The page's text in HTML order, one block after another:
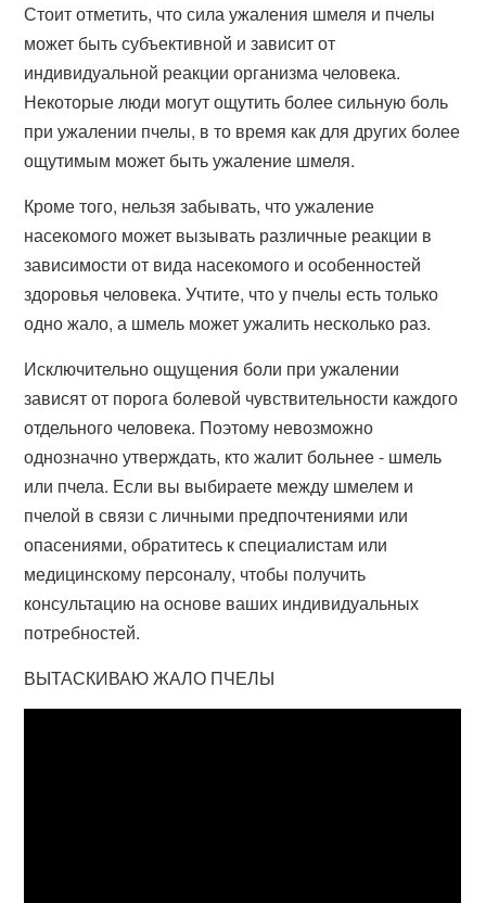
Стоит отметить, что сила ужаления шмеля и пчелы
может быть субъективной и зависит от
индивидуальной реакции организма человека.
Некоторые люди могут ощутить более сильную боль
при ужалении пчелы, в то время как для других более
ощутимым может быть ужаление шмеля.
Кроме того, нельзя забывать, что ужаление
насекомого может вызывать различные реакции в
зависимости от вида насекомого и особенностей
здоровья человека. Учтите, что у пчелы есть только
одно жало, а шмель может ужалить несколько раз.
Исключительно ощущения боли при ужалении
зависят от порога болевой чувствительности каждого
отдельного человека. Поэтому невозможно
однозначно утверждать, кто жалит больнее - шмель
или пчела. Если вы выбираете между шмелем и
пчелой в связи с личными предпочтениями или
опасениями, обратитесь к специалистам или
медицинскому персоналу, чтобы получить
консультацию на основе ваших индивидуальных
потребностей.
ВЫТАСКИВАЮ ЖАЛО ПЧЕЛЫ